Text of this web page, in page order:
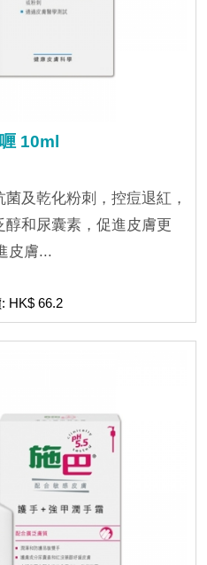
10ml
及乾化粉刺，控痘退紅，
和尿囊素，促進皮膚更
皮膚...
HK$ 66.2